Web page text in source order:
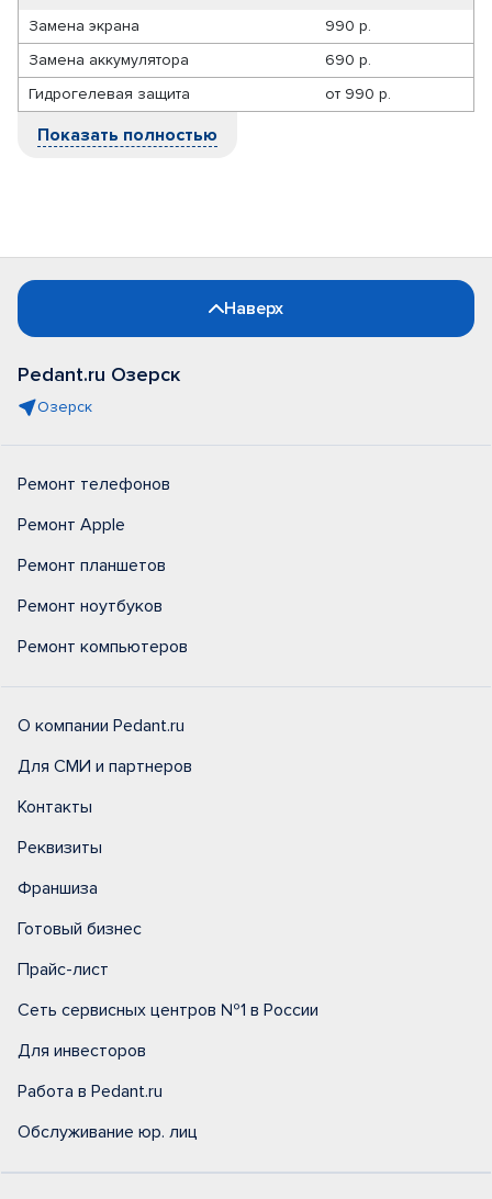
Замена экрана
990 р.
Замена аккумулятора
690 р.
Гидрогелевая защита
от 990 р.
Показать полностью
Наверх
Pedant.ru Озерск
Озерск
Ремонт телефонов
Ремонт Apple
Ремонт планшетов
Ремонт ноутбуков
Ремонт компьютеров
О компании Pedant.ru
Для СМИ и партнеров
Контакты
Реквизиты
Франшиза
Готовый бизнес
Прайс-лист
Сеть сервисных центров №1 в России
Для инвесторов
Работа в Pedant.ru
Обслуживание юр. лиц